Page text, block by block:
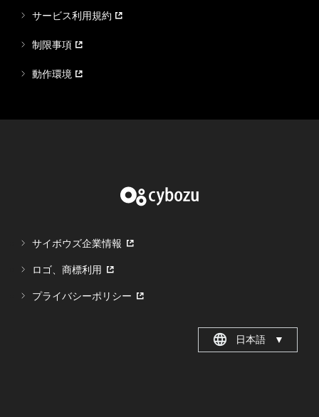
サービス利用規約
制限事項
動作環境
サイボウズ企業情報
ロゴ、商標利用
プライバシーポリシー
日本語 ▼